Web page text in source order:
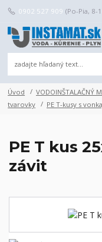
0902 527 909 (Po-Pia, 8-
Úvod VODOINŠTALAČNÝ
tvarovky
PE T-kusy s
PE T kus
závit